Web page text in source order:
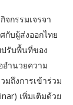
จกรรมเจรจา
กับผู้ส่งออกไทย
ปรับพื้นที่ของ
อำนวยความ
มถึงการเข้าร่วม
เพิ่มเติมด้วย